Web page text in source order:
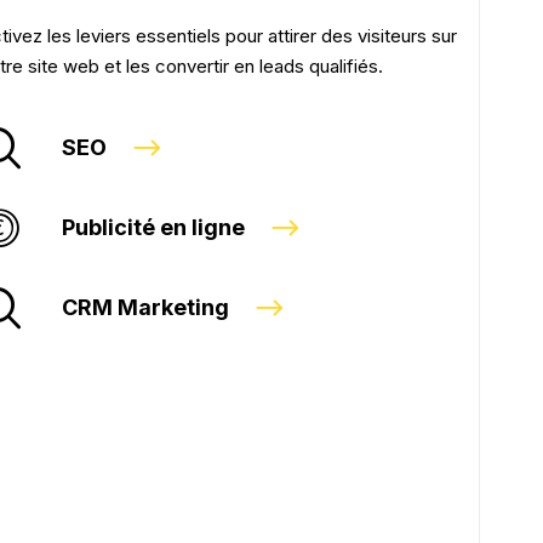
les leviers essentiels pour attirer des visiteurs sur
site web et les convertir en leads qualifiés.
SEO
Publicité en ligne
CRM Marketing